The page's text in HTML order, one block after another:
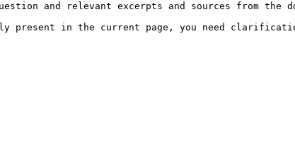
and relevant excerpts and sources from the
present in the current page, you need